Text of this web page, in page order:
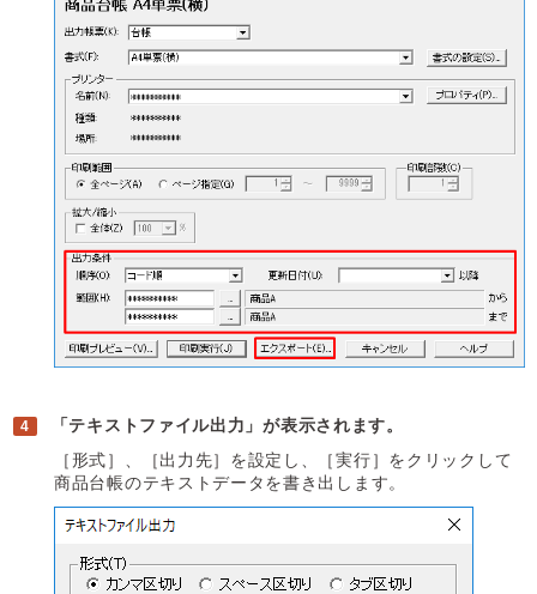
「テキストファイル出力」が表示されます。
［形式］、［出力先］を設定し、［実行］をクリックして
商品台帳のテキストデータを書き出します。